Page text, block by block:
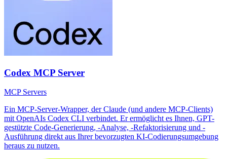
Codex MCP Server
MCP Servers
Ein MCP-Server-Wrapper, der Claude (und andere MCP-Clients)
mit OpenAIs Codex CLI verbindet. Er ermöglicht es Ihnen, GPT-
gestützte Code-Generierung, -Analyse, -Refaktorisierung und -
Ausführung direkt aus Ihrer bevorzugten KI-Codierungsumgebung
heraus zu nutzen.